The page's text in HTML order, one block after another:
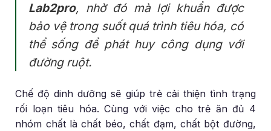
Lab2pro, nhờ đó mà lợi khuẩn được
bảo vệ trong suốt quá trình tiêu hóa, có
thể sống để phát huy công dụng với
đường ruột.
Chế độ dinh dưỡng sẽ giúp trẻ cải thiện tình trạng
rối loạn tiêu hóa. Cùng với việc cho trẻ ăn đủ 4
nhóm chất là chất béo, chất đạm, chất bột đường,